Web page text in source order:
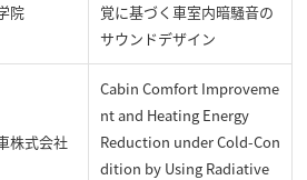
院
覚に基づく車室内暗騒音の
サウンドデザイン
株式会社
Cabin Comfort Improveme
nt and Heating Energy
Reduction under Cold-Con
dition by Using Radiative